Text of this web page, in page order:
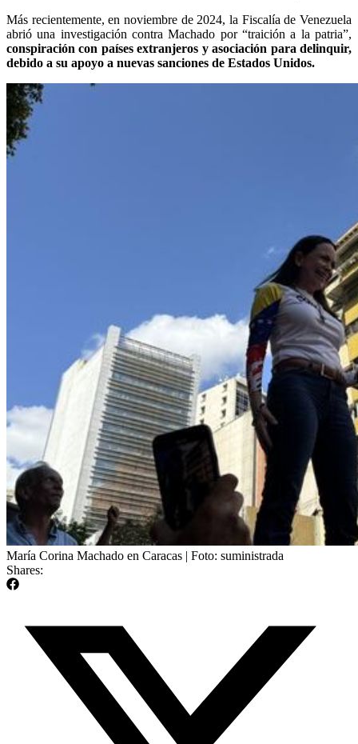
Más recientemente, en noviembre de 2024, la Fiscalía de Venezuela
abrió una investigación contra Machado por “traición a la patria”,
conspiración con países extranjeros y asociación para delinquir,
debido a su apoyo a nuevas sanciones de Estados Unidos.
María Corina Machado en Caracas | Foto: suministrada
Shares: